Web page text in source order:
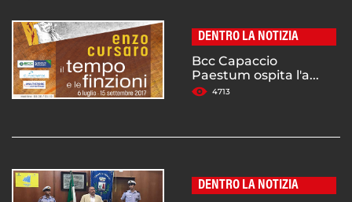
DENTRO LA NOTIZIA
Bcc Capaccio
Paestum ospita l'a...
4713
DENTRO LA NOTIZIA